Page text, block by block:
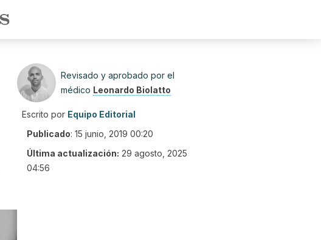
Revisado y aprobado por el
médico Leonardo Biolatto
Escrito por Equipo Editorial
Publicado: 15 junio, 2019 00:20
Última actualización: 29 agosto, 2025
04:56